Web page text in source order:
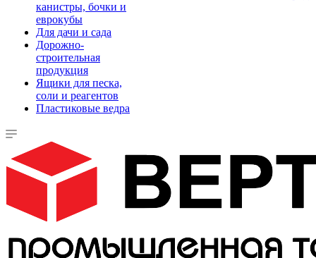
канистры, бочки и
еврокубы
Для дачи и сада
Дорожно-
строительная
продукция
Ящики для песка,
соли и реагентов
Пластиковые ведра